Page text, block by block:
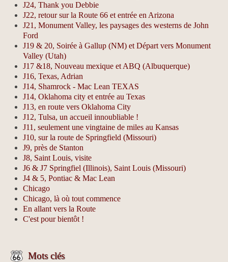
J24, Thank you Debbie
J22, retour sur la Route 66 et entrée en Arizona
J21, Monument Valley, les paysages des westerns de John
Ford
J19 & 20, Soirée à Gallup (NM) et Départ vers Monument
Valley (Utah)
J17 &18, Nouveau mexique et ABQ (Albuquerque)
J16, Texas, Adrian
J14, Shamrock - Mac Lean TEXAS
J14, Oklahoma city et entrée au Texas
J13, en route vers Oklahoma City
J12, Tulsa, un accueil innoubliable !
J11, seulement une vingtaine de miles au Kansas
J10, sur la route de Springfield (Missouri)
J9, près de Stanton
J8, Saint Louis, visite
J6 & J7 Springfiel (Illinois), Saint Louis (Missouri)
J4 & 5, Pontiac & Mac Lean
Chicago
Chicago, là où tout commence
En allant vers la Route
C'est pour bientôt !
Mots clés